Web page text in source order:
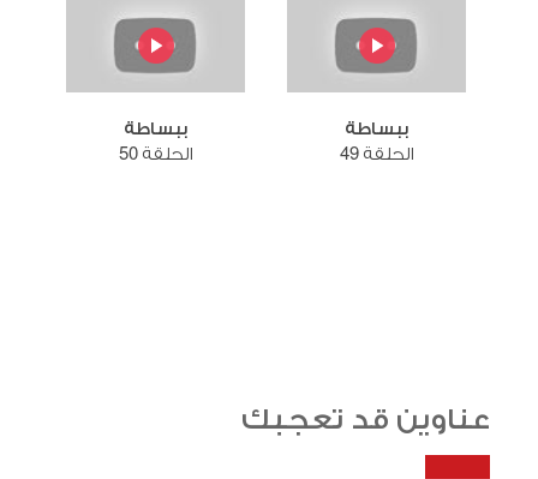
ببساطة
الحلقة 49
ببساطة
الحلقة 50
عناوين قد تعجبك